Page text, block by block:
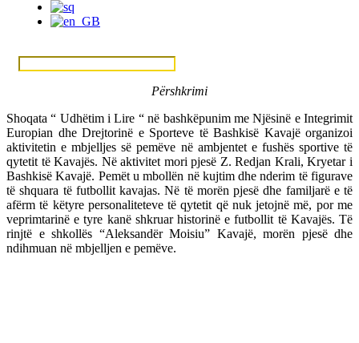
Përshkrimi
Shoqata “ Udhëtim i Lire “ në bashkëpunim me Njësinë e Integrimit
Europian dhe Drejtorinë e Sporteve të Bashkisë Kavajë organizoi
aktivitetin e mbjelljes së pemëve në ambjentet e fushës sportive të
qytetit të Kavajës. Në aktivitet mori pjesë Z. Redjan Krali, Kryetar i
Bashkisë Kavajë. Pemët u mbollën në kujtim dhe nderim të figurave
të shquara të futbollit kavajas. Në të morën pjesë dhe familjarë e të
afërm të këtyre personaliteteve të qytetit që nuk jetojnë më, por me
veprimtarinë e tyre kanë shkruar historinë e futbollit të Kavajës. Të
rinjtë e shkollës “Aleksandër Moisiu” Kavajë, morën pjesë dhe
ndihmuan në mbjelljen e pemëve.